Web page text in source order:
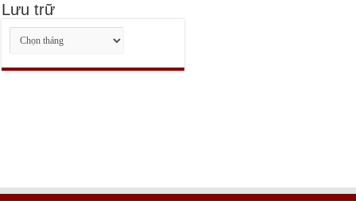
Lưu trữ
Lưu
trữ